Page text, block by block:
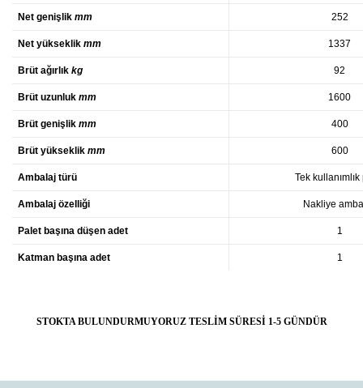
Net genişlik mm 252
Net yükseklik mm 1337
Brüt ağırlık kg 92
Brüt uzunluk mm 1600
Brüt genişlik mm 400
Brüt yükseklik mm 600
Ambalaj türü Tek
Ambalaj özelliği Nakliye
Palet başına düşen adet 1
Katman başına adet 1
STOKTA BULUNDURMUYORUZ TESLİM SÜRESİ 1-5 GÜNDÜR
konularda yetersiz gördüğünüz noktaları öneri formunu